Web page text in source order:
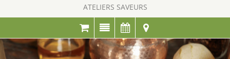
ATELIERS SAVEURS